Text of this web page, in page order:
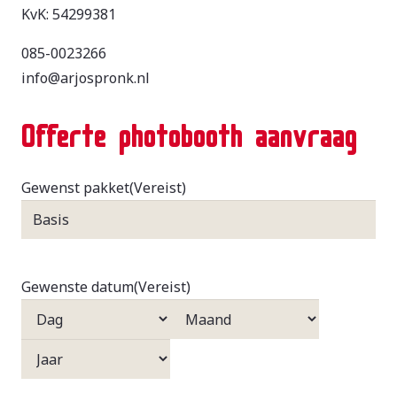
KvK: 54299381
085-0023266
info@arjospronk.nl
Offerte photobooth aanvraag
Gewenst pakket(Vereist)
Gewenste datum(Vereist)
Dag
Maand
Jaar